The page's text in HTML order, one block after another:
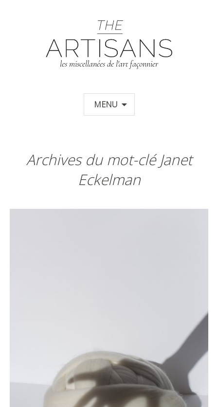
les miscellanées de l'art façonnier
MENU
Archives du mot-clé Janet
Eckelman